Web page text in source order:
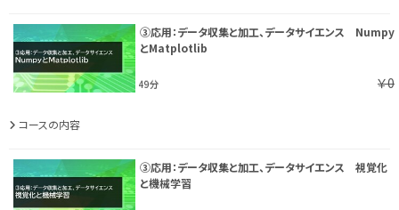
③応用：データ収集と加工、データサイエンス Numpy
とMatplotlib
49分 ￥0
コースの内容
③応用：データ収集と加工、データサイエンス 視覚化
と機械学習